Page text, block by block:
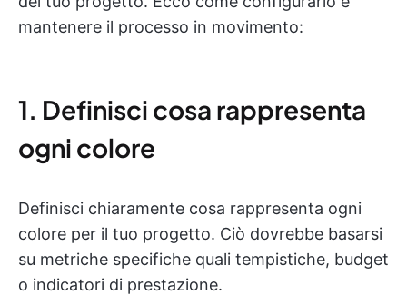
mantenere il processo in movimento:
1. Definisci cosa rappresenta
ogni colore
Definisci chiaramente cosa rappresenta ogni
colore per il tuo progetto. Ciò dovrebbe basarsi
su metriche specifiche quali tempistiche, budget
o indicatori di prestazione.